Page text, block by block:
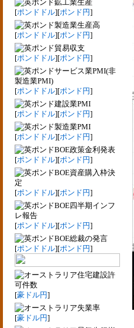
鉱工業生産
[ポンドドル][ポンド円]
製造業生産高
[ポンドドル][ポンド円]
貿易収支
[ポンドドル][ポンド円]
サービス業PMI(非
製造業PMI)
[ポンドドル][ポンド円]
建設業PMI
[ポンドドル][ポンド円]
製造業PMI
[ポンドドル][ポンド円]
BOE政策金利発表
[ポンドドル][ポンド円]
BOE資産購入枠決
定
[ポンドドル][ポンド円]
BOE四半期インフ
レ報告
[ポンドドル][ポンド円]
BOE総裁の発言
[ポンドドル][ポンド円]
住宅建設許
可件数
[豪ドル円]
失業率
[豪ドル円]